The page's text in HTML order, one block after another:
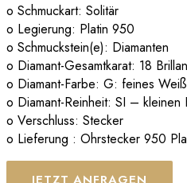
o Schmuckart: Solitär
o Legierung: Platin 950
o Schmuckstein(e): Diamanten
o Diamant-Gesamtkarat: 18
o Diamant-Farbe: G: feines
o Diamant-Reinheit: SI – kleinen
o Verschluss: Stecker
o Lieferung : Ohrstecker 950
JETZT ANFRAGEN